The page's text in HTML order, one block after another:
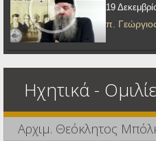
19
π.
Ηχητικά -
Αρχιμ. Θεόκλητος